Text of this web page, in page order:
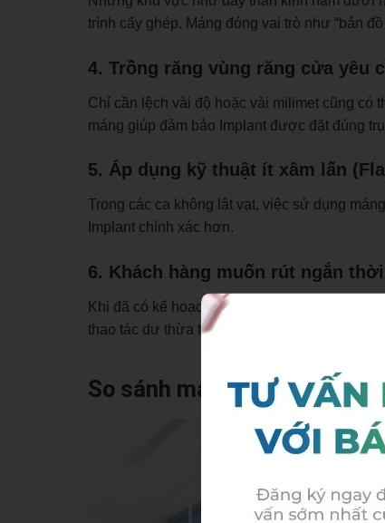
trình cấy ghép. Máng đóng vai trò như “bản
4. Trồng răng vùng răng cửa yêu
Chỉ cần lệch vài độ hoặc vài milimet cũng có
máng giúp đảm bảo Implant được đặt đúng
5. Áp dụng kỹ thuật ít xâm lấn
Trong các ca không lật vạt, việc sử dụng
Implant chính xác hơn.
6. Khách hàng muốn rút ngắn
Khi đã có kế hoạch chi tiết từ trước, thời gian
thao tác dư thừa trong quá trình cấy ghép.
So sánh máng hướng dẫn